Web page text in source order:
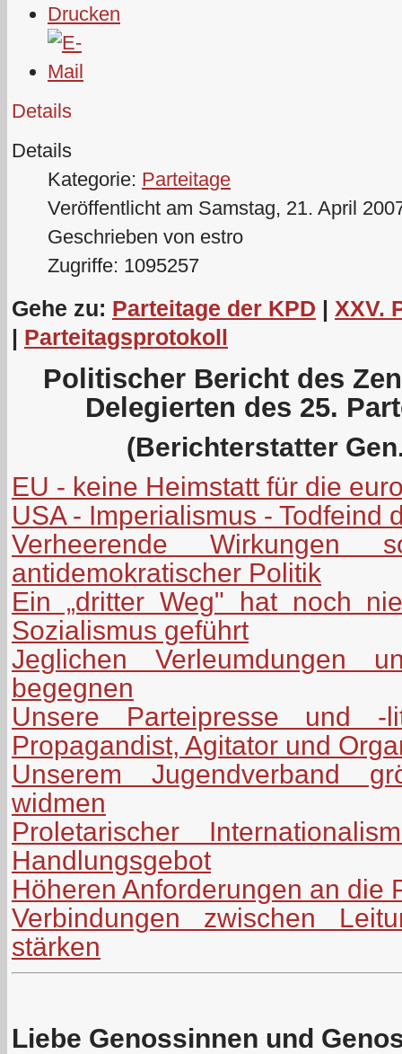
Details
Details
Kategorie: Parteitage
Veröffentlicht am Samstag, 21. April
Geschrieben von estro
Zugriffe: 1095257
Gehe zu: Parteitage der KPD | XXV.
| Parteitagsprotokoll
Politischer Bericht des
Delegierten des 25.
(Berichterstatter
EU - keine Heimstatt für die
USA - Imperialismus - Todfeind
Verheerende Wirkungen
antidemokratischer Politik
Ein „dritter Weg" hat noch
Sozialismus geführt
Jeglichen Verleumdungen
begegnen
Unsere Parteipresse und -
Propagandist, Agitator und
Unserem Jugendverband
widmen
Proletarischer
Handlungsgebot
Höheren Anforderungen an die
Verbindungen zwischen
stärken
Liebe Genossinnen und